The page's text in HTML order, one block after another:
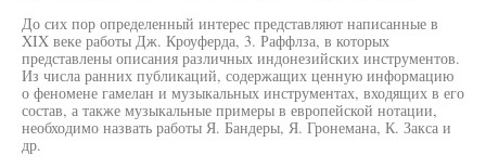
До сих пор определенный интерес представляют написанные в
XIX веке работы Дж. Кроуферда, 3. Раффлза, в которых
представлены описания различных индонезийских инструментов.
Из числа ранних публикаций, содержащих ценную информацию
о феномене гамелан и музыкальных инструментах, входящих в его
состав, а также музыкальные примеры в европейской нотации,
необходимо назвать работы Я. Бандеры, Я. Гронемана, К. Закса и
др.